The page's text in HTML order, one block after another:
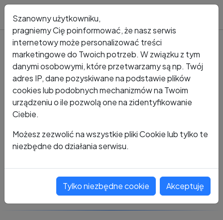
Kto dzwonił? Numer +48 459 567 727
+48 459 567 727
Szanowny użytkowniku,
pragniemy Cię poinformować, że nasz serwis
internetowy może personalizować treści
marketingowe do Twoich potrzeb. W związku z tym
danymi osobowymi, które przetwarzamy są np. Twój
adres IP, dane pozyskiwane na podstawie plików
cookies lub podobnych mechanizmów na Twoim
urządzeniu o ile pozwolą one na zidentyfikowanie
Ciebie.
Możesz zezwolić na wszystkie pliki Cookie lub tylko te
niezbędne do działania serwisu.
Tylko niezbędne cookie Akceptuję